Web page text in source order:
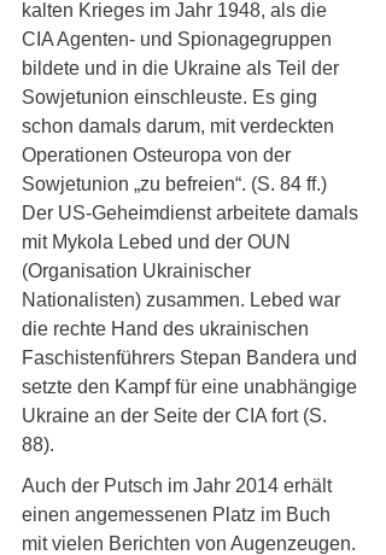
kalten Krieges im Jahr 1948, als die
CIA Agenten- und Spionagegruppen
bildete und in die Ukraine als Teil der
Sowjetunion einschleuste. Es ging
schon damals darum, mit verdeckten
Operationen Osteuropa von der
Sowjetunion „zu befreien“. (S. 84 ff.)
Der US-Geheimdienst arbeitete damals
mit Mykola Lebed und der OUN
(Organisation Ukrainischer
Nationalisten) zusammen. Lebed war
die rechte Hand des ukrainischen
Faschistenführers Stepan Bandera und
setzte den Kampf für eine unabhängige
Ukraine an der Seite der CIA fort (S.
88).
Auch der Putsch im Jahr 2014 erhält
einen angemessenen Platz im Buch
mit vielen Berichten von Augenzeugen.